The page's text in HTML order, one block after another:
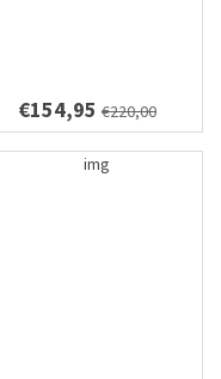
€154,95 €220,00